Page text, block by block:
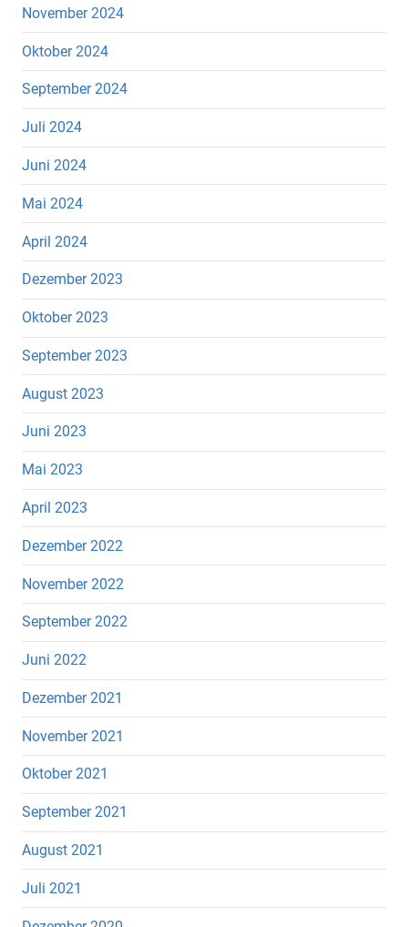
November 2024
Oktober 2024
September 2024
Juli 2024
Juni 2024
Mai 2024
April 2024
Dezember 2023
Oktober 2023
September 2023
August 2023
Juni 2023
Mai 2023
April 2023
Dezember 2022
November 2022
September 2022
Juni 2022
Dezember 2021
November 2021
Oktober 2021
September 2021
August 2021
Juli 2021